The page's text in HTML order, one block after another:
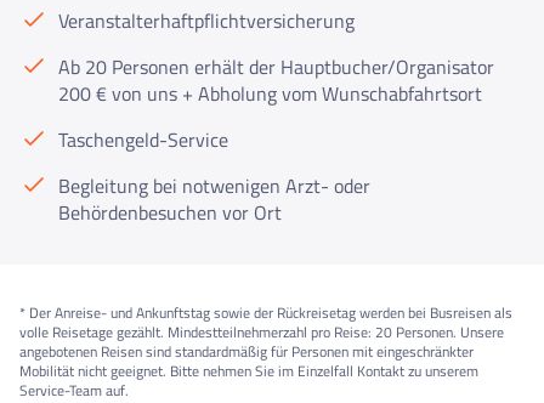
Veranstalterhaftpflichtversicherung
Ab 20 Personen erhält der Hauptbucher/Organisator
200 € von uns + Abholung vom Wunschabfahrtsort
Taschengeld-Service
Begleitung bei notwenigen Arzt- oder
Behördenbesuchen vor Ort
* Der Anreise- und Ankunftstag sowie der Rückreisetag werden bei Busreisen als
volle Reisetage gezählt. Mindestteilnehmerzahl pro Reise: 20 Personen. Unsere
angebotenen Reisen sind standardmäßig für Personen mit eingeschränkter
Mobilität nicht geeignet. Bitte nehmen Sie im Einzelfall Kontakt zu unserem
Service-Team auf.